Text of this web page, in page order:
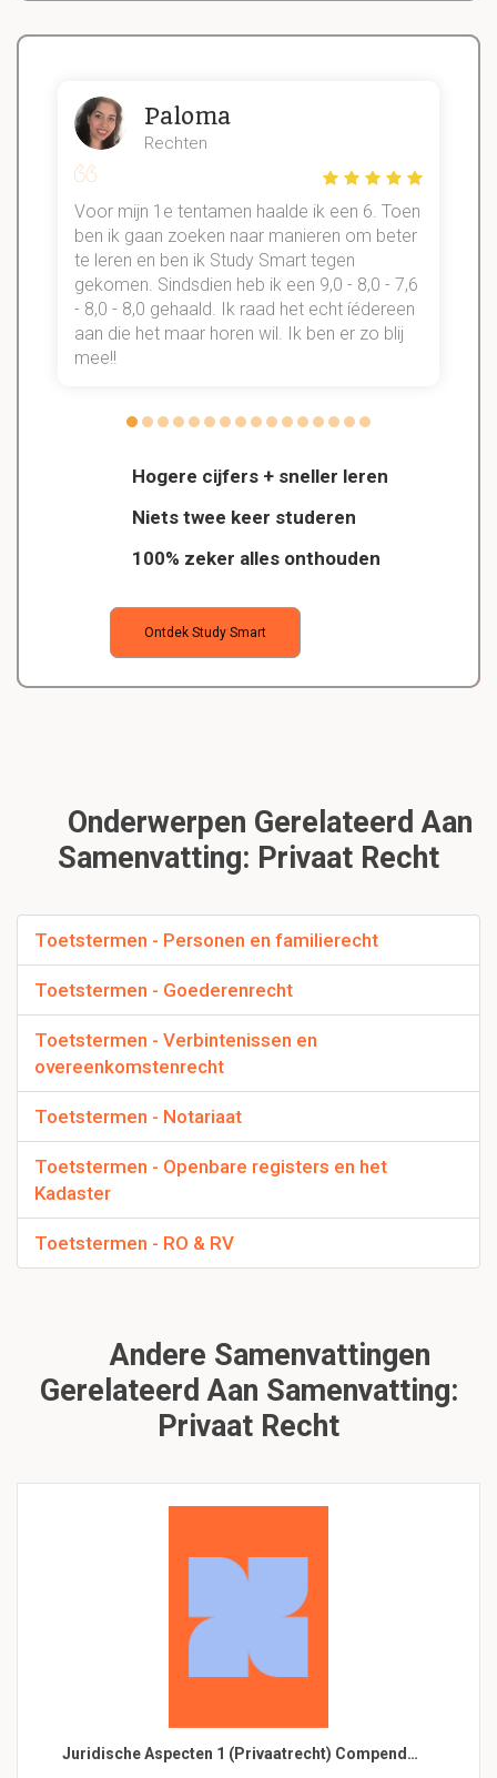
Hogere cijfers + sneller leren
Niets twee keer studeren
100% zeker alles onthouden
Ontdek Study Smart
Paloma
Rechten
Voor mijn 1e tentamen haalde ik een 6. Toen
ben ik gaan zoeken naar manieren om beter
te leren en ben ik Study Smart tegen
gekomen. Sindsdien heb ik een 9,0 - 8,0 - 7,6
- 8,0 - 8,0 gehaald. Ik raad het echt íédereen
aan die het maar horen wil. Ik ben er zo blij
mee!!
Onderwerpen Gerelateerd Aan
Samenvatting: Privaat Recht
Toetstermen - Personen en familierecht
Toetstermen - Goederenrecht
Toetstermen - Verbintenissen en
overeenkomstenrecht
Toetstermen - Notariaat
Toetstermen - Openbare registers en het
Kadaster
Toetstermen - RO & RV
Andere Samenvattingen
Gerelateerd Aan Samenvatting:
Privaat Recht
Juridische Aspecten 1 (Privaatrecht) Compend…